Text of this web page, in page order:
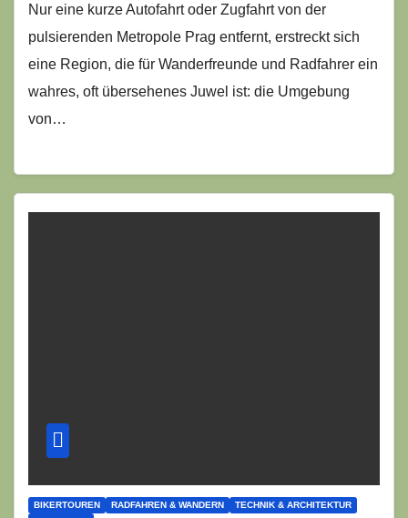
Nur eine kurze Autofahrt oder Zugfahrt von der
pulsierenden Metropole Prag entfernt, erstreckt sich
eine Region, die für Wanderfreunde und Radfahrer ein
wahres, oft übersehenes Juwel ist: die Umgebung
von…
BIKERTOUREN RADFAHREN & WANDERN
TECHNIK & ARCHITEKTUR